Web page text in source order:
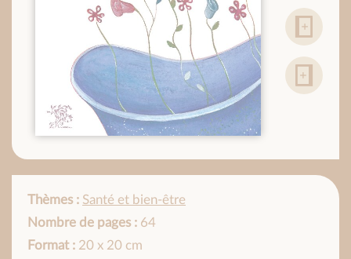
Thèmes : Santé et bien-être
Nombre de pages : 64
Format : 20 x 20 cm